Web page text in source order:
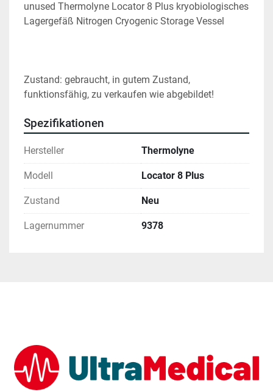
unused Thermolyne Locator 8 Plus kryobiologisches
Lagergefäß Nitrogen Cryogenic Storage Vessel
Zustand: gebraucht, in gutem Zustand,
funktionsfähig, zu verkaufen wie abgebildet!
Spezifikationen
Hersteller Thermolyne
Modell Locator 8 Plus
Zustand Neu
Lagernummer 9378